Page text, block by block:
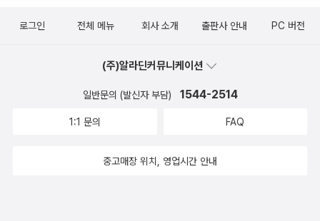
로그인 전체 메뉴 회사 소개 출판사 안내 PC 버전
(주)알라딘커뮤니케이션
일반문의 (발신자 부담) 1544-2514
1:1 문의 FAQ
중고매장 위치, 영업시간 안내